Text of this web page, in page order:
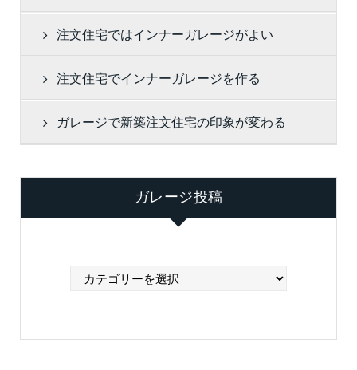
注文住宅ではインナーガレージがよい
注文住宅でインナーガレージを作る
ガレージで新築注文住宅の印象が変わる
ガレージ投稿
ガ
ジ